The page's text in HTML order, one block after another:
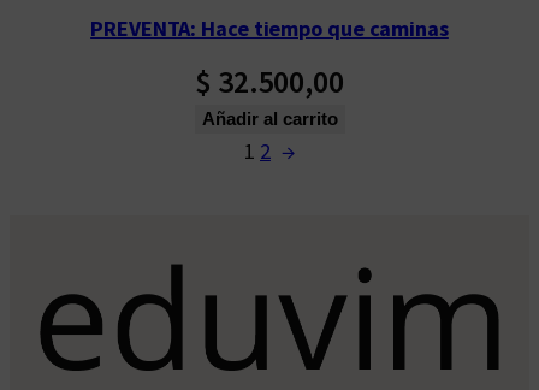
PREVENTA: Hace tiempo que caminas
$ 32.500,00
Añadir al carrito
1 2 →